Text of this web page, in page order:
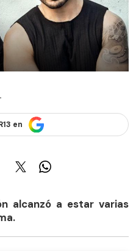
en
alcanzó a estar varias